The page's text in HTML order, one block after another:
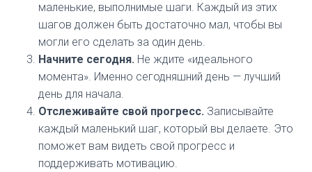
маленькие, выполнимые шаги. Каждый из этих
шагов должен быть достаточно мал, чтобы вы
могли его сделать за один день.
Начните сегодня. Не ждите «идеального
момента». Именно сегодняшний день — лучший
день для начала.
Отслеживайте свой прогресс. Записывайте
каждый маленький шаг, который вы делаете. Это
поможет вам видеть свой прогресс и
поддерживать мотивацию.